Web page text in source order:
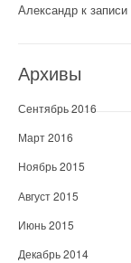
Александр к записи
Архивы
Сентябрь 2016
Март 2016
Ноябрь 2015
Август 2015
Июнь 2015
Декабрь 2014